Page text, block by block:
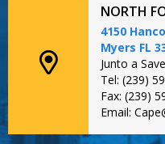
NORTH
4150
Myers FL
Junto a
Tel: (239)
Fax: (239)
Email: